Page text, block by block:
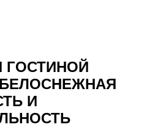
ГОСТИНОЙ
И